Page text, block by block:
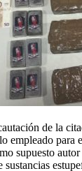
de la
empleado para
supuesto